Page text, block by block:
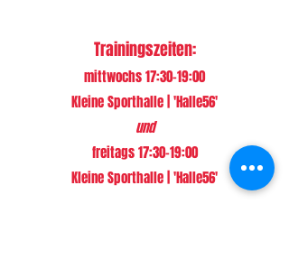
Trainingszeiten:
mittwochs 17:30-19:00
Kleine Sporthalle | 'Halle56'
und
​freitags 17:30-19:00
Kleine Sporthalle | 'Halle56'